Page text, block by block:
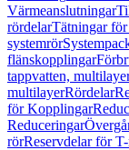
Värmeanslutningar
rördelarTätningar
systemrör
flänskopplingar
tappvatten,
multilayerRördelar
för Kopplingar
Reduceringar
rörReservdelar för